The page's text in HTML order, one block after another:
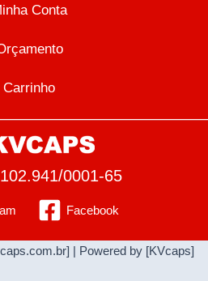
Conta
Carrinho
0001-65
Facebook
| Powered by [KVcaps]